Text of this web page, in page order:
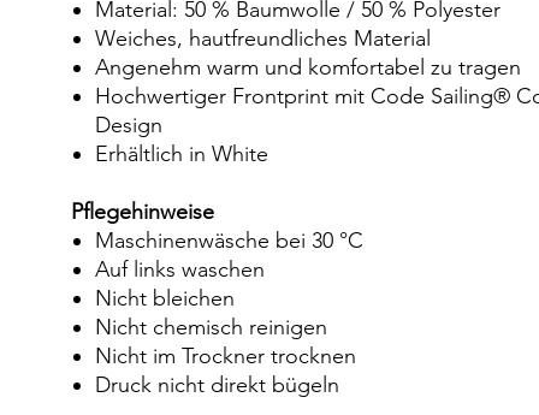
Material: 50 % Baumwolle / 50 % Polyester
Weiches, hautfreundliches Material
Angenehm warm und komfortabel zu tragen
Hochwertiger Frontprint mit Code Sailing®
Design
Erhältlich in White
Pflegehinweise
Maschinenwäsche bei 30 °C
Auf links waschen
Nicht bleichen
Nicht chemisch reinigen
Nicht im Trockner trocknen
Druck nicht direkt bügeln